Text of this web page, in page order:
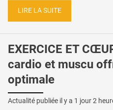
LIRE LA SUITE
EXERCICE ET
cardio et muscu
optimale
Actualité publiée il y a 1 jour 2